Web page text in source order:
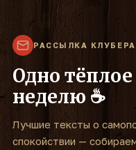
РАССЫЛКА КЛУБЕРА
Одно
неделю ☕
Лучшие тексты о
спокойствии —